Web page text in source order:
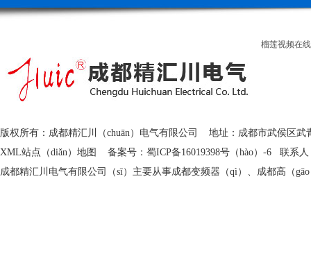
版权所有：成都精汇川（chuān）电气有限公司 地址：成都市武侯区武
XML站点（diǎn）地图
备案号： 蜀ICP备16019398号（hào）-6 联系人
成都精汇川电气有限公司（sī）主要从事成都变频器（qì）、成都高（
榴莲视频在